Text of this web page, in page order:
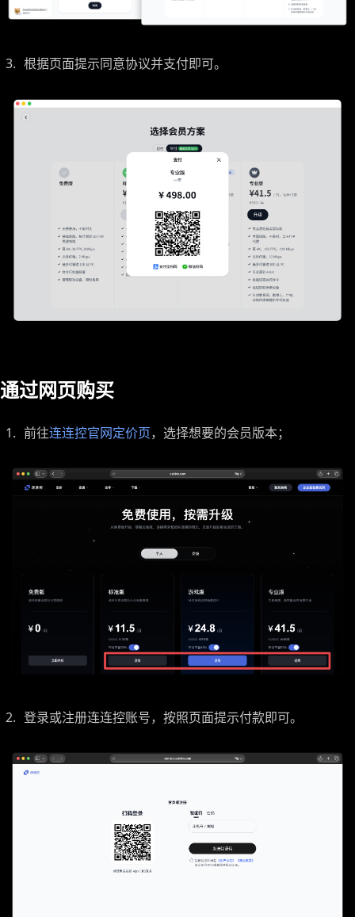
根据页面提示同意协议并支付即可。
通过网页购买
前往连连控官网定价页，选择想要的会员版本；
登录或注册连连控账号，按照页面提示付款即可。